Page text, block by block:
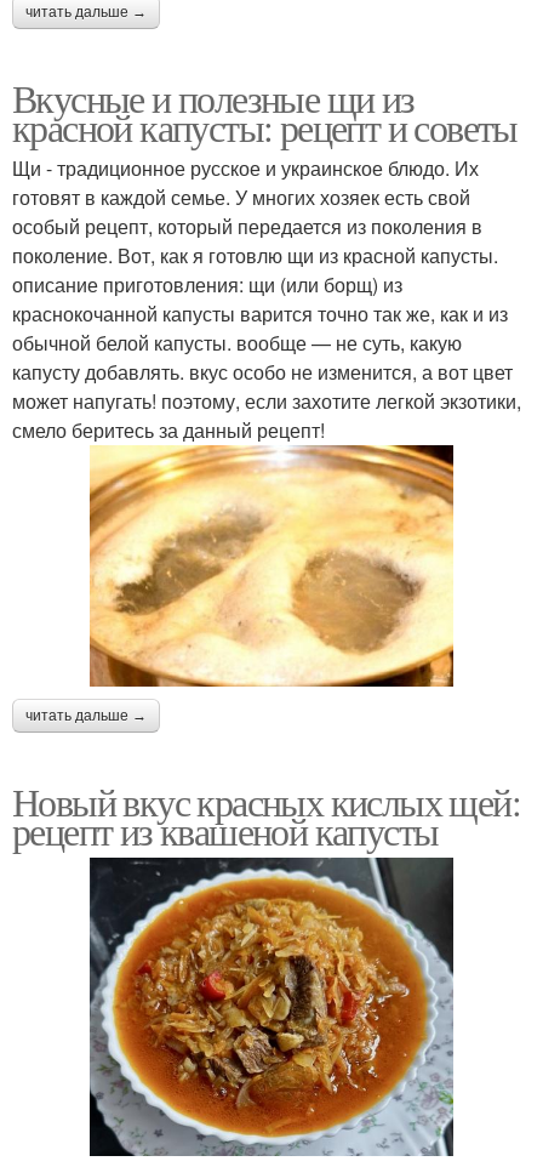
читать дальше →
Вкусные и полезные щи из
красной капусты: рецепт и советы
Щи - традиционное русское и украинское блюдо. Их
готовят в каждой семье. У многих хозяек есть свой
особый рецепт, который передается из поколения в
поколение. Вот, как я готовлю щи из красной капусты.
описание приготовления: щи (или борщ) из
краснокочанной капусты варится точно так же, как и из
обычной белой капусты. вообще — не суть, какую
капусту добавлять. вкус особо не изменится, а вот цвет
может напугать! поэтому, если захотите легкой экзотики,
смело беритесь за данный рецепт!
читать дальше →
Новый вкус красных кислых щей:
рецепт из квашеной капусты